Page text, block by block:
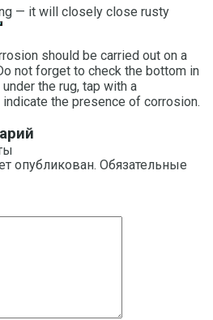
— it will closely close rusty
should be carried out on a
not forget to check the bottom in
the rug, tap with a
the presence of corrosion.
опубликован. Обязательные